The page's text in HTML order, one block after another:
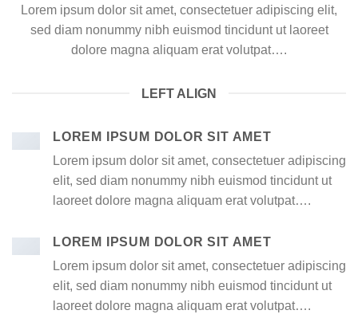
Lorem ipsum dolor sit amet, consectetuer adipiscing elit,
sed diam nonummy nibh euismod tincidunt ut laoreet
dolore magna aliquam erat volutpat….
LEFT ALIGN
LOREM IPSUM DOLOR SIT AMET
Lorem ipsum dolor sit amet, consectetuer adipiscing
elit, sed diam nonummy nibh euismod tincidunt ut
laoreet dolore magna aliquam erat volutpat….
LOREM IPSUM DOLOR SIT AMET
Lorem ipsum dolor sit amet, consectetuer adipiscing
elit, sed diam nonummy nibh euismod tincidunt ut
laoreet dolore magna aliquam erat volutpat….